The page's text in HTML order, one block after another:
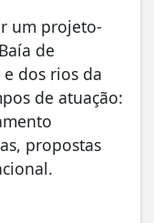
um projeto-
de
dos rios da
de atuação:
propostas